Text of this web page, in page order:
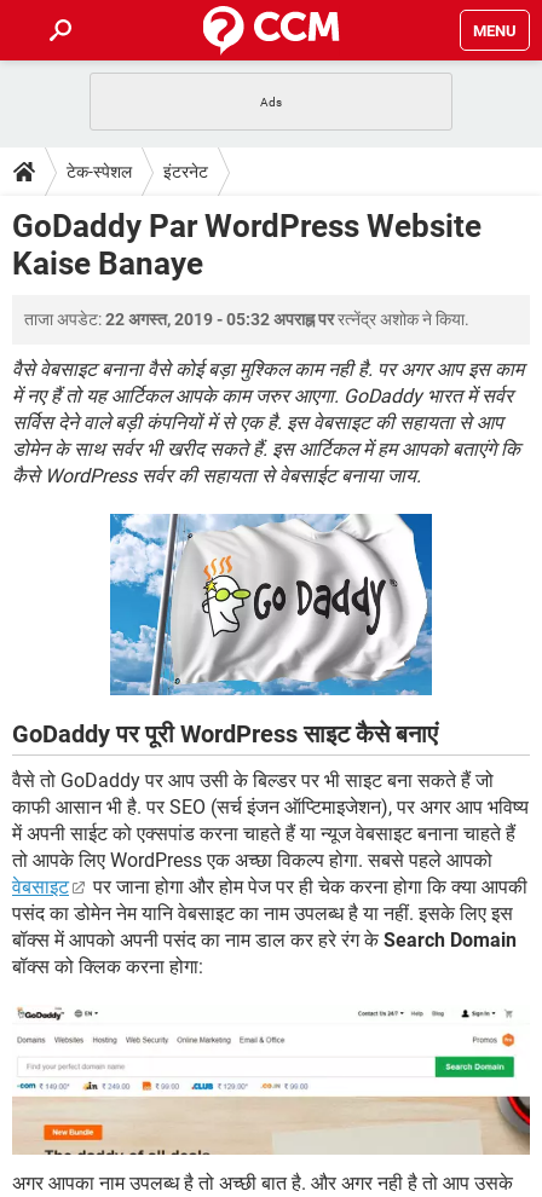
MENU
फोन पर अकाउंट बैलेंस चेक
WhatsApp Hack हो गया? Lucky Patcher यूज करें
टेक-स्पेशल
2020 के फ्री एंटीवायरस
बेस्ट फ्री ऑनलाइन गेम्स
डाउनलोड
Vidmate
FORUM
TikTok Account Freeze हो गया JioPhone में TikTok डाउनलोड
SBI बैंक अकाउंट नंबर पता करें
केबल और कनेक्टर्स
सीरियल और पैरलल पोर्ट
टेक-स्पेशल इंटरनेट
GoDaddy Par WordPress Website
Kaise Banaye
ताजा अपडेट:22 अगस्त, 2019 - 05:32 अपराह्न पररत्नेंद्र अशोकने किया.
वैसे वेबसाइट बनाना वैसे कोई बड़ा मुश्किल काम नही है. पर अगर आप इस काम
में नए हैं तो यह आर्टिकल आपके काम जरुर आएगा. GoDaddy भारत में सर्वर
सर्विस देने वाले बड़ी कंपनियों में से एक है. इस वेबसाइट की सहायता से आप
डोमेन के साथ सर्वर भी खरीद सकते हैं. इस आर्टिकल में हम आपको बताएंगे कि
कैसे WordPress सर्वर की सहायता से वेबसाईट बनाया जाय.
GoDaddy पर पूरी WordPress साइट कैसे बनाएं
वैसे तो GoDaddy पर आप उसी के बिल्डर पर भी साइट बना सकते हैं जो
काफी आसान भी है. पर SEO (सर्च इंजन ऑप्टिमाइजेशन), पर अगर आप भविष्य
में अपनी साईट को एक्सपांड करना चाहते हैं या न्यूज वेबसाइट बनाना चाहते हैं
तो आपके लिए WordPress एक अच्छा विकल्प होगा. सबसे पहले आपको
वेबसाइट
पर जाना होगा और होम पेज पर ही चेक करना होगा कि क्या आपकी
पसंद का डोमेन नेम यानि वेबसाइट का नाम उपलब्ध है या नहीं. इसके लिए इस
बॉक्स में आपको अपनी पसंद का नाम डाल कर हरे रंग केSearch Domain
बॉक्स को क्लिक करना होगा:
अगर आपका नाम उपलब्ध है तो अच्छी बात है. और अगर नही है तो आप उसके